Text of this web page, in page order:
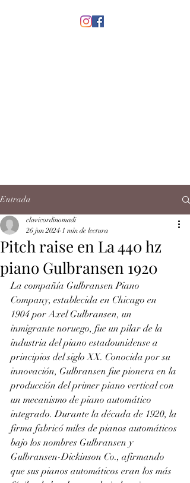
Entrada
Pitch raise en La 440 hz
piano Gulbransen 1920
clavicordinomadi
26 jun 2024 1 min de lectura
La compañía Gulbransen Piano
Company, establecida en Chicago en
1904 por Axel Gulbransen, un
inmigrante noruego, fue un pilar de la
industria del piano estadounidense a
principios del siglo XX. Conocida por su
innovación, Gulbransen fue pionera en la
producción del primer piano vertical con
un mecanismo de piano automático
integrado. Durante la década de 1920, la
firma fabricó miles de pianos automáticos
bajo los nombres Gulbransen y
Gulbransen-Dickinson Co., afirmando
que sus pianos automáticos eran los más